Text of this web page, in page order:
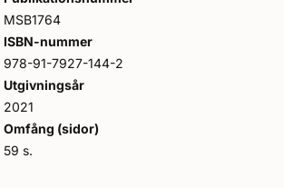
: A Gap Analysis
MSB1764
ISBN-nummer
978-91-7927-144-2
Utgivningsår
2021
Omfång (sidor)
59 s.